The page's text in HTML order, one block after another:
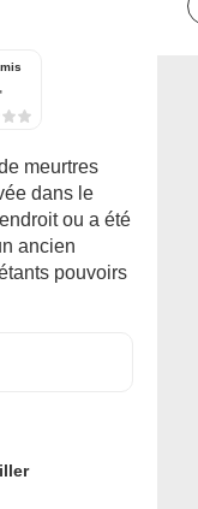
meurtres
dans le
ou a été
ancien
pouvoirs